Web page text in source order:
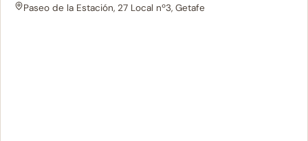
Paseo de la Estación, 27 Local nº3, Getafe